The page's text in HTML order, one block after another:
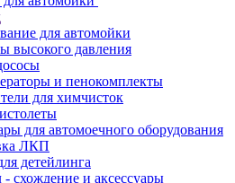
для автомойки
высокого давления
и пенокомплекты
для химчисток
для автомоечного оборудования
ЛКП
детейлинга
- схождение и аксессуары